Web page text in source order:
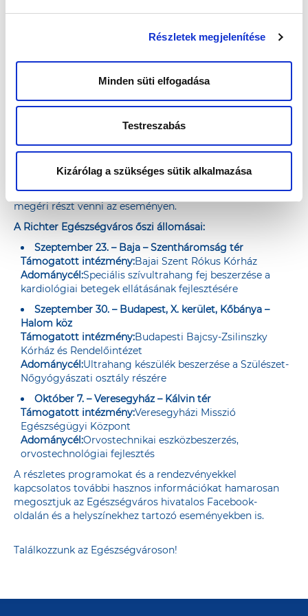
Részletek megjelenítése
Minden süti elfogadása
Testreszabás
Kizárólag a szükséges sütik alkalmazása
A 2023-as év utolsó állomása jubileumi esemény lesz az
Egészségváros történetében. A 100. rendezvényre az
ingyenes szűrések, tanácsadások mellett további színes
programmal is készülnek a szervezők, így mindenképpen
megéri részt venni az eseményen.
A Richter Egészségváros őszi állomásai:
Szeptember 23. – Baja – Szentháromság tér
Támogatott intézmény:Bajai Szent Rókus Kórház
Adománycél:Speciális szívultrahang fej beszerzése a
kardiológiai betegek ellátásának fejlesztésére
Szeptember 30. – Budapest, X. kerület, Kőbánya –
Halom köz
Támogatott intézmény:Budapesti Bajcsy-Zsilinszky
Kórház és Rendelőintézet
Adománycél:Ultrahang készülék beszerzése a Szülészet-
Nőgyógyászati osztály részére
Október 7. – Veresegyház – Kálvin tér
Támogatott intézmény:Veresegyházi Misszió
Egészségügyi Központ
Adománycél:Orvostechnikai eszközbeszerzés,
orvostechnológiai fejlesztés
A részletes programokat és a rendezvényekkel
kapcsolatos további hasznos információkat hamarosan
megosztjuk az Egészségváros hivatalos Facebook-
oldalán és a helyszínekhez tartozó eseményekben is.
Találkozzunk az Egészségvároson!